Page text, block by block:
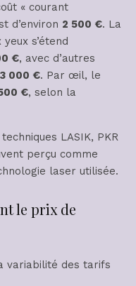
« courant
d’environ 2 500 €. La
s’étend
€, avec d’autres
000 €. Par œil, le
€, selon la
LASIK, PKR
perçu comme
laser utilisée.
le prix de
variabilité des tarifs